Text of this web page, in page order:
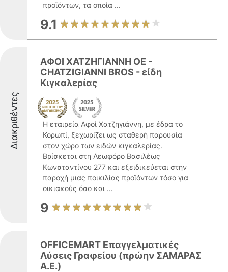
προϊόντων, τα οποία ...
9.1
Διακριθέντες
ΑΦΟΙ ΧΑΤΖΗΓΙΑΝΝΗ ΟΕ -
CHATZIGIANNI BROS - είδη
Κιγκαλερίας
Η εταιρεία Αφοί Χατζηγιάννη, με έδρα το
Κορωπί, ξεχωρίζει ως σταθερή παρουσία
στον χώρο των ειδών κιγκαλερίας.
Βρίσκεται στη Λεωφόρο Βασιλέως
Κωνσταντίνου 277 και εξειδικεύεται στην
παροχή μιας ποικιλίας προϊόντων τόσο για
οικιακούς όσο και ...
9
OFFICEMART Επαγγελματικές
Λύσεις Γραφείου (πρώην ΣΑΜΑΡΑΣ
Α.Ε.)